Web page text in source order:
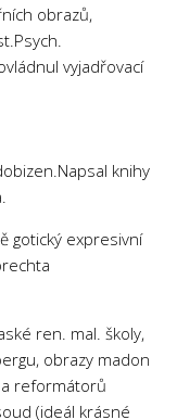
obrazů,
vyjadřovací
knihy
gotický expresivní
ren. mal. školy,
obrazy madon
reformátorů
(ideál krásné